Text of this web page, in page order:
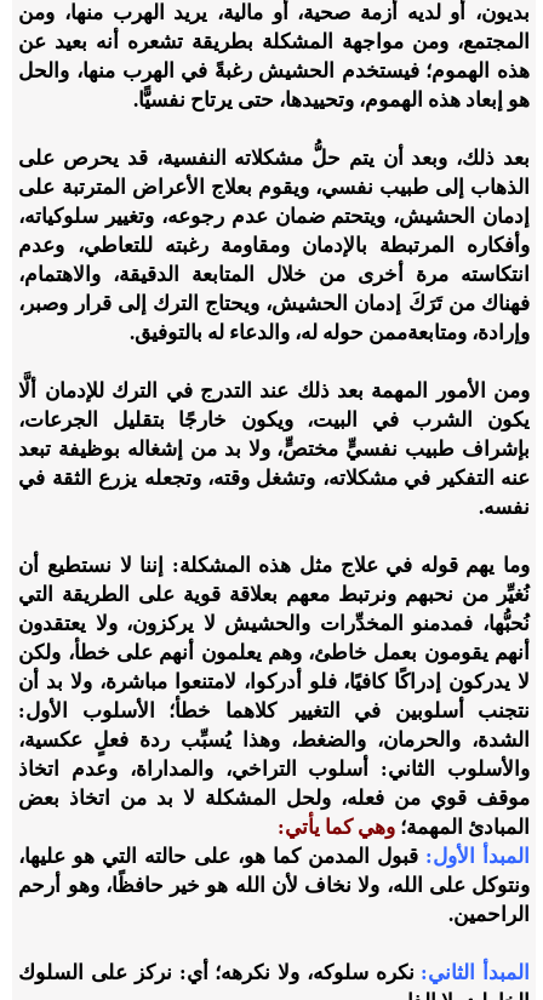
بديون، أو لديه أزمة صحية، أو مالية، يريد الهرب منها، ومن
المجتمع، ومن مواجهة المشكلة بطريقة تشعره أنه بعيد عن
هذه الهموم؛ فيستخدم الحشيش رغبةً في الهرب منها، والحل
هو إبعاد هذه الهموم، وتحييدها، حتى يرتاح نفسيًّا.
بعد ذلك، وبعد أن يتم حلُّ مشكلاته النفسية، قد يحرص على
الذهاب إلى طبيب نفسي، ويقوم بعلاج الأعراض المترتبة على
إدمان الحشيش، ويتحتم ضمان عدم رجوعه، وتغيير سلوكياته،
وأفكاره المرتبطة بالإدمان ومقاومة رغبته للتعاطي، وعدم
انتكاسته مرة أخرى من خلال المتابعة الدقيقة، والاهتمام،
فهناك من تَرَكَ إدمان الحشيش، ويحتاج الترك إلى قرار وصبر،
وإرادة، ومتابعةممن حوله له، والدعاء له بالتوفيق.
ومن الأمور المهمة بعد ذلك عند التدرج في الترك للإدمان ألَّا
يكون الشرب في البيت، ويكون خارجًا بتقليل الجرعات،
بإشراف طبيب نفسيٍّ مختصٍّ، ولا بد من إشغاله بوظيفة تبعد
عنه التفكير في مشكلاته، وتشغل وقته، وتجعله يزرع الثقة في
نفسه.
وما يهم قوله في علاج مثل هذه المشكلة: إننا لا نستطيع أن
نُغيِّر من نحبهم ونرتبط معهم بعلاقة قوية على الطريقة التي
نُحبُّها، فمدمنو المخدِّرات والحشيش لا يركزون، ولا يعتقدون
أنهم يقومون بعمل خاطئ، وهم يعلمون أنهم على خطأ، ولكن
لا يدركون إدراكًا كافيًا، فلو أدركوا، لامتنعوا مباشرة، ولا بد أن
نتجنب أسلوبين في التغيير كلاهما خطأ؛ الأسلوب الأول:
الشدة، والحرمان، والضغط، وهذا يُسبِّب ردة فعلٍ عكسية،
والأسلوب الثاني: أسلوب التراخي، والمداراة، وعدم اتخاذ
موقف قوي من فعله، ولحل المشكلة لا بد من اتخاذ بعض
المبادئ المهمة؛ وهي كما يأتي:
المبدأ الأول: قبول المدمن كما هو، على حالته التي هو عليها،
ونتوكل على الله، ولا نخاف لأن الله هو خير حافظًا، وهو أرحم
الراحمين.
المبدأ الثاني: نكره سلوكه، ولا نكرهه؛ أي: نركز على السلوك